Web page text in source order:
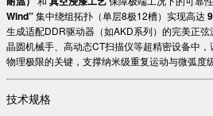
Wind”​​ 集中绕组拓扑（单层8极12槽）实现高达 ​
生成适配DDR驱动器（如AKD系列）的完美正弦
晶圆机械手、高动态CT扫描仪等超精密设备中
物理极限的关键，支撑纳米级重复运动与微弧度
技术规格